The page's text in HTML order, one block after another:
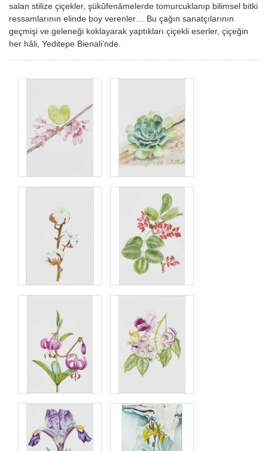
salan stilize çiçekler, şükûfenâmelerde tomurcuklanıp bilimsel bitki
ressamlarının elinde boy verenler… Bu çağın sanatçılarının
geçmişi ve geleneği koklayarak yaptıkları çiçekli eserler, çiçeğin
her hâli, Yeditepe Bienali’nde.